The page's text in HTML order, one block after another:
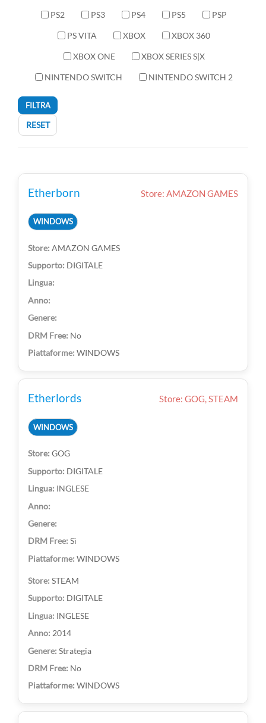
PS2 PS3 PS4 PS5 PSP
PS VITA XBOX XBOX 360
XBOX ONE XBOX SERIES S|X
NINTENDO SWITCH NINTENDO SWITCH 2
FILTRA
RESET
Etherborn Store: AMAZON GAMES
WINDOWS
AMAZON GAMES
DIGITALE
No
WINDOWS
Etherlords Store: GOG, STEAM
WINDOWS
GOG
DIGITALE
INGLESE
Sì
WINDOWS
STEAM
DIGITALE
INGLESE
2014
Strategia
No
WINDOWS